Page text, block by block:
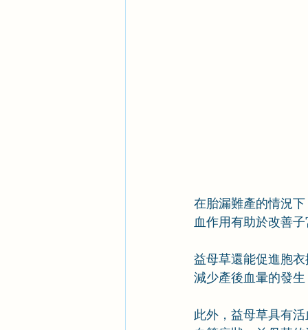
在胎漏難產的情況
血作用有助於改善
益母草還能促進胞
減少產後血暈的發
此外，益母草具有